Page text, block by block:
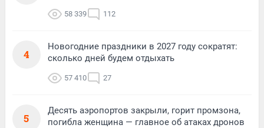
58 339 112
4
Новогодние праздники в 2027 году сократят:
сколько дней будем отдыхать
57 410 27
5
Десять аэропортов закрыли, горит промзона,
погибла женщина — главное об атаках дронов